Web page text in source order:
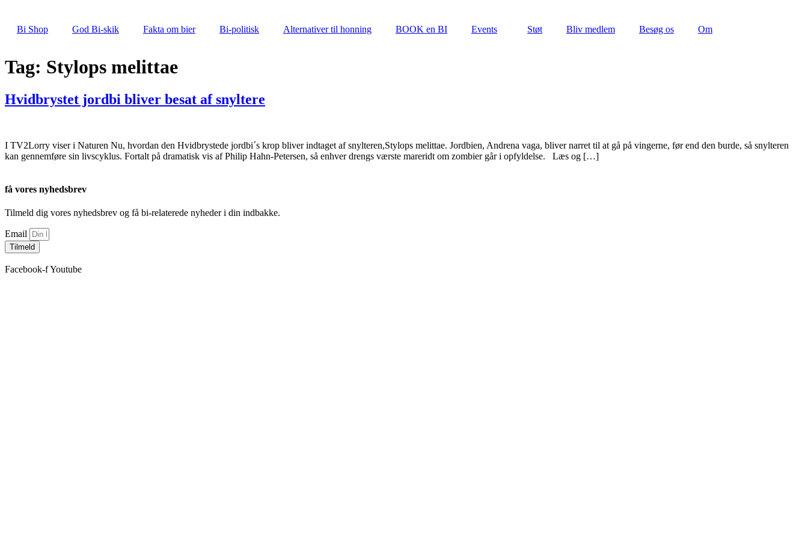
indhold
Bi Shop God Bi-skik Fakta om bier Bi-politisk Alternativer til honning BOOK en BI Events Støt Bliv medlem Besøg os Om
Tag: Stylops melittae
Hvidbrystet jordbi bliver besat af snyltere
I TV2Lorry viser i Naturen Nu, hvordan den Hvidbrystede jordbi´s krop bliver indtaget af snylteren,Stylops melittae. Jordbien, Andrena vaga, bliver narret til at gå på vingerne, før end den burde, så snylteren
kan gennemføre sin livscyklus. Fortalt på dramatisk vis af Philip Hahn-Petersen, så enhver drengs værste mareridt om zombier går i opfyldelse. Læs og […]
få vores nyhedsbrev
Tilmeld dig vores nyhedsbrev og få bi-relaterede nyheder i din indbakke.
Email
Tilmeld
Facebook-fYoutube